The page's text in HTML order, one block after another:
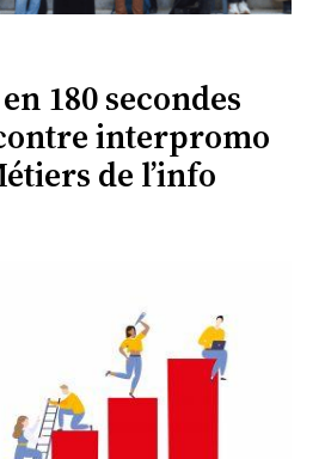
180 secondes
interpromo
de l’info